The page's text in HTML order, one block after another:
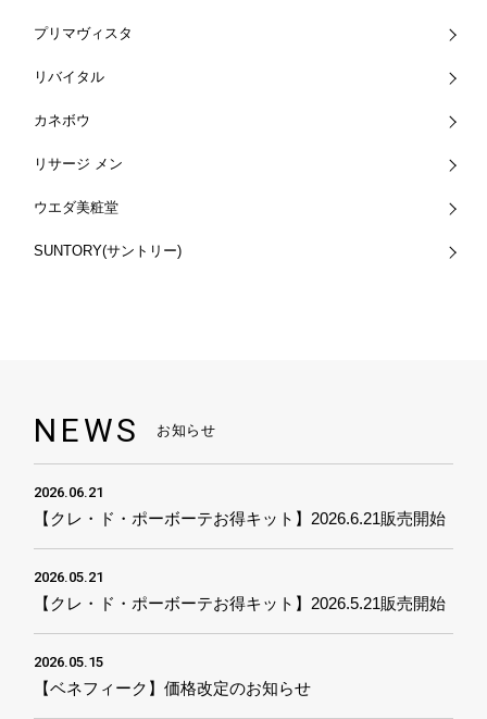
プリマヴィスタ
リバイタル
カネボウ
リサージ メン
ウエダ美粧堂
SUNTORY(サントリー)
NEWS お知らせ
2026.06.21
【クレ・ド・ポーボーテお得キット】2026.6.21販売開始
2026.05.21
【クレ・ド・ポーボーテお得キット】2026.5.21販売開始
2026.05.15
【ベネフィーク】価格改定のお知らせ